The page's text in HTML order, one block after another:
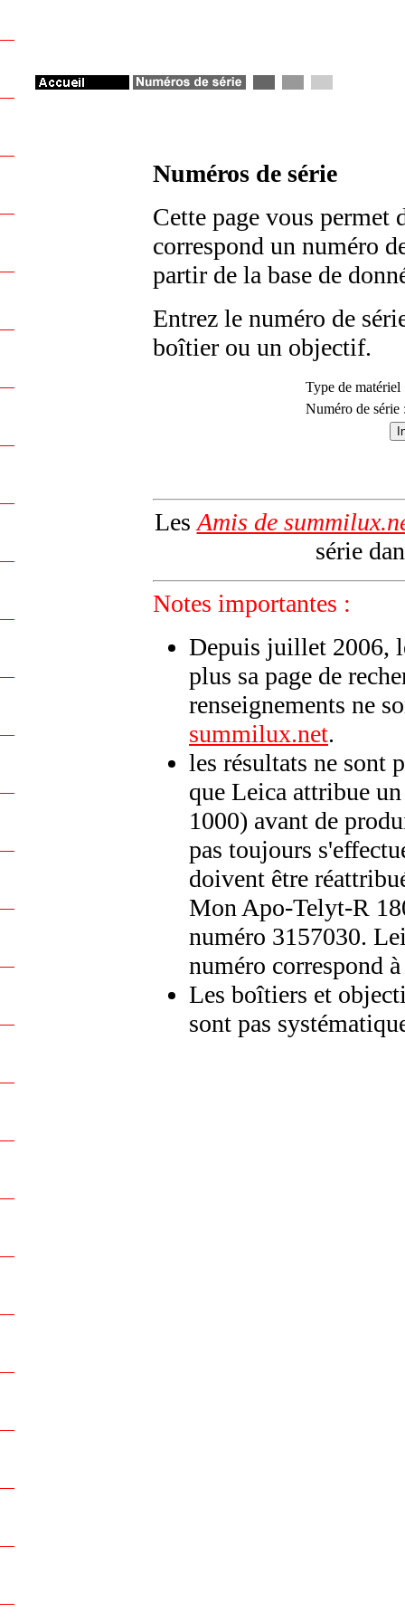
Numéros de série
Cette page vous permet
correspond un numéro
partir de la base de
Entrez le numéro de
boîtier ou un objectif.
Type de matériel
Numéro de série
Les Amis de
série
Notes importantes :
Depuis juillet 2006,
plus sa page de
renseignements ne
summilux.net.
les résultats ne sont
que Leica attribue
1000) avant de
pas toujours
doivent être
Mon Apo-Telyt-R
numéro 3157030.
numéro correspond
Les boîtiers et
sont pas